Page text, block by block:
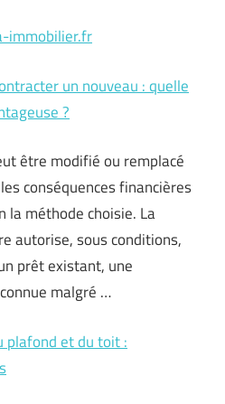
immobilier.fr
un nouveau : quelle
?
être modifié ou remplacé
conséquences financières
méthode choisie. La
autorise, sous conditions,
prêt existant, une
malgré …
plafond et du toit :